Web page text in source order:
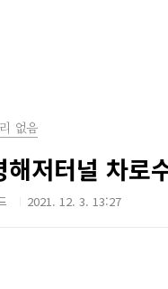
없음
해저터널 차로
2021. 12. 3. 13:27